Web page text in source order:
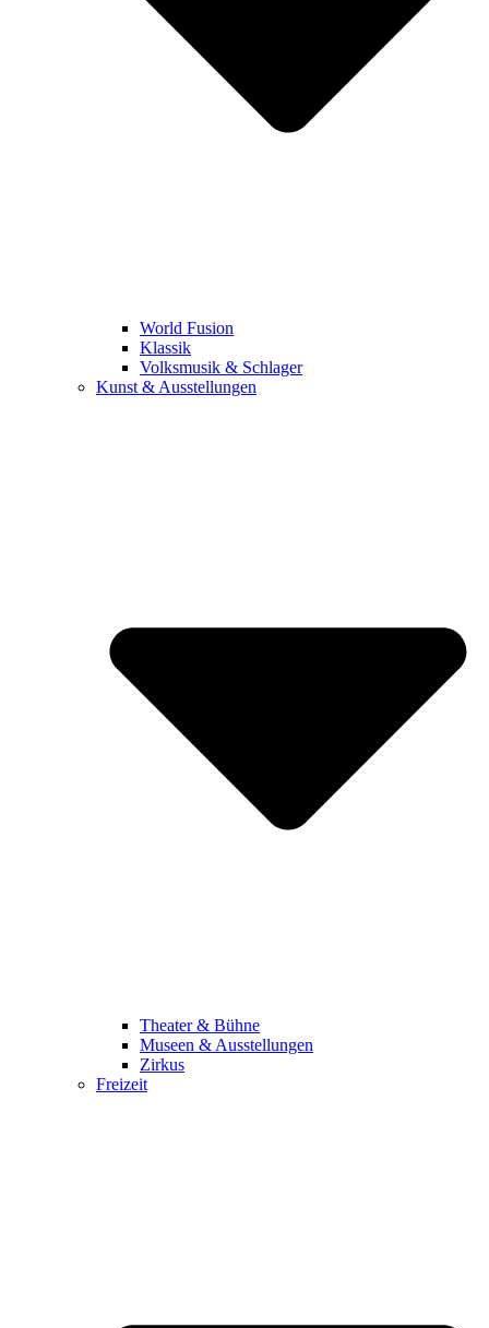
World Fusion
Klassik
Volksmusik & Schlager
Kunst & Ausstellungen
Theater & Bühne
Museen & Ausstellungen
Zirkus
Freizeit